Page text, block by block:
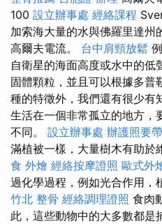
100 設立辦事處 經絡課程
加索海大量的水與佛羅里達州
高爾夫電流。 台中肩頸放鬆
自衛星的海面高度或水中的低
固體顆粒，並且可以根據多普
種的特徵外，我們還有很少有
生活在一個非常孤立的地方，
不同。 設立辦事處 辦護照要
滿植被一樣，大量樹木有助於
食 外燴 經絡按摩證照 歐式外
過化學過程，例如光合作用，
竹北 整骨 經絡調理證照 食肉
此，這些動物中的大多數都是